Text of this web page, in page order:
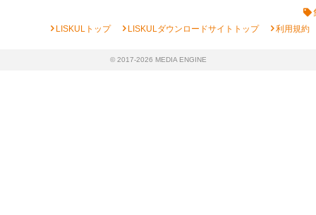
chevron_rightLISKULトップ chevron_rightLISKULダウンロードサイトトップ chevron_right利用規約
© 2017-2026 MEDIA ENGINE